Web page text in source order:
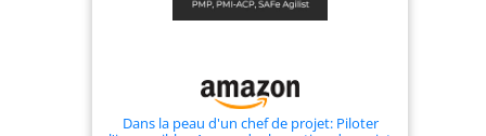
Dans la peau d'un chef de projet: Piloter